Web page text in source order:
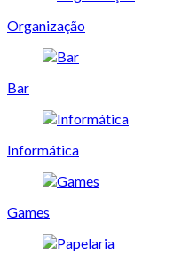
Organização
Bar
Informática
Games